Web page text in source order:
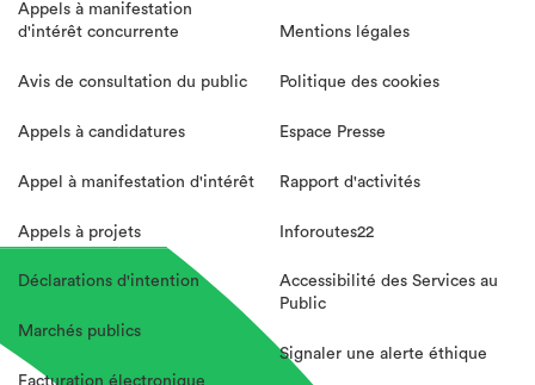
Appels à manifestation
d'intérêt concurrente
Avis de consultation du public
Appels à candidatures
Appel à manifestation d'intérêt
Appels à projets
Déclarations d'intention
Marchés publics
Facturation électronique
Mentions légales
Politique des cookies
Espace Presse
Rapport d'activités
Inforoutes22
Accessibilité des Services au
Public
Signaler une alerte éthique